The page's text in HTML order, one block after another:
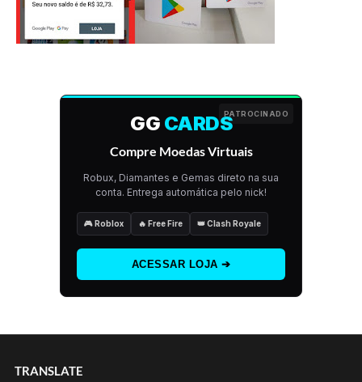
PATROCINADO
GG CARDS
Compre Moedas Virtuais
Robux, Diamantes e Gemas direto na sua
conta. Entrega automática pelo nick!
🎮 Roblox 🔥 Free Fire 👑 Clash Royale
ACESSAR LOJA ➔
TRANSLATE